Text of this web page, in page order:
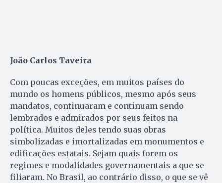
João Carlos Taveira
Com poucas exceções, em muitos países do
mundo os homens públicos, mesmo após seus
mandatos, continuaram e continuam sendo
lembrados e admirados por seus feitos na
política. Muitos deles tendo suas obras
simbolizadas e imortalizadas em monumentos e
edificações estatais. Sejam quais forem os
regimes e modalidades governamentais a que se
filiaram. No Brasil, ao contrário disso, o que se vê